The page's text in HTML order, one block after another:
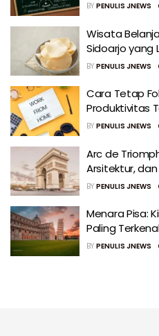
BY PENULIS JNEWS
Wisata
Sidoarjo yang
BY PENULIS JNEWS
Cara Tetap
Produktivitas
BY PENULIS JNEWS
Arc de
Arsitektur,
BY PENULIS JNEWS
Menara Pisa:
Paling
BY PENULIS JNEWS